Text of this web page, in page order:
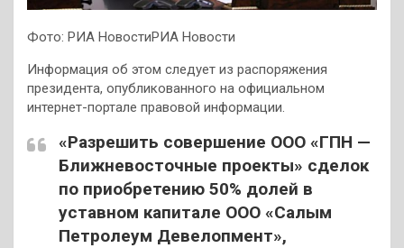
Фото: РИА НовостиРИА Новости
Информация об этом следует из распоряжения
президента, опубликованного на официальном
интернет-портале правовой информации.
«Разрешить совершение ООО «ГПН —
Ближневосточные проекты» сделок
по приобретению 50% долей в
уставном капитале ООО «Салым
Петролеум Девелопмент»,